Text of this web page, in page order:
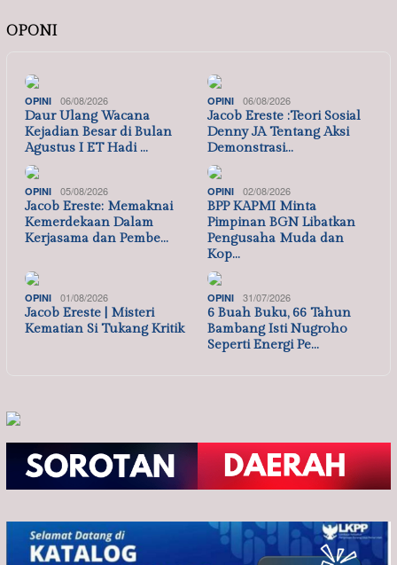
OPONI
OPINI 06/08/2026
Daur Ulang Wacana
Kejadian Besar di Bulan
Agustus I ET Hadi …
OPINI 06/08/2026
Jacob Ereste :Teori Sosial
Denny JA Tentang Aksi
Demonstrasi…
OPINI 05/08/2026
Jacob Ereste: Memaknai
Kemerdekaan Dalam
Kerjasama dan Pembe…
OPINI 02/08/2026
BPP KAPMI Minta
Pimpinan BGN Libatkan
Pengusaha Muda dan
Kop…
OPINI 01/08/2026
Jacob Ereste | Misteri
Kematian Si Tukang Kritik
OPINI 31/07/2026
6 Buah Buku, 66 Tahun
Bambang Isti Nugroho
Seperti Energi Pe…